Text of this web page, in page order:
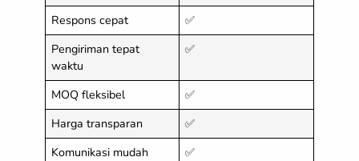
Respons cepat
✅
Pengiriman tepat
waktu
✅
MOQ fleksibel
✅
Harga transparan
✅
Komunikasi mudah
✅